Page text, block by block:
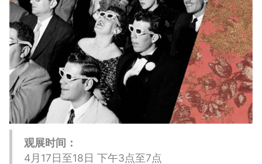
观展时间：
4月17日至18日 下午3点至7点